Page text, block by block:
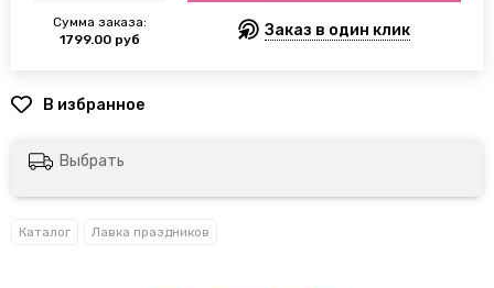
Сумма заказа:
1799.00 руб
Заказ в один клик
Выбрать
Каталог Лавка праздников